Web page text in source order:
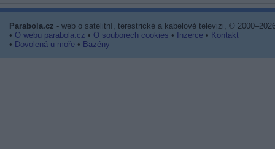
Parabola.cz - web o satelitní, terestrické a kabelové televizi, ©
• O webu parabola.cz • O souborech cookies • Inzerce • Kontakt
• Dovolená u moře • Bazény